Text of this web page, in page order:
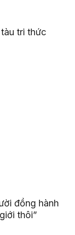
tri thức
đồng hành
thôi”